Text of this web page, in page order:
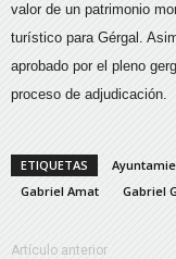
valor de un patrimonio
turístico para Gérgal.
aprobado por el pleno
proceso de adjudicación.
ETIQUETAS
Gabriel Amat
Gabriel
Artículo anterior